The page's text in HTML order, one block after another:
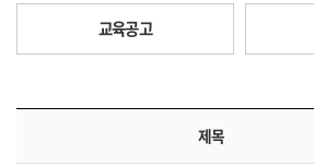
교육공고
제목